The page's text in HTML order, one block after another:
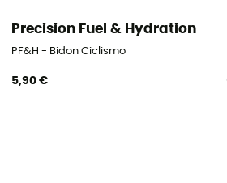
Precision Fuel & Hydration
PF&H - Bidon Ciclismo
5,90 €